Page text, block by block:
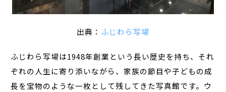
出典： ふじわら写場
ふじわら写場は1948年創業という長い歴史を持ち、それ
ぞれの人生に寄り添いながら、家族の節目や子どもの成
長を宝物のような一枚として残してきた写真館です。ウ